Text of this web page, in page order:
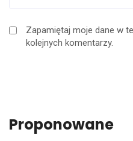
Zapamiętaj moje dane w
kolejnych komentarzy.
Proponowane